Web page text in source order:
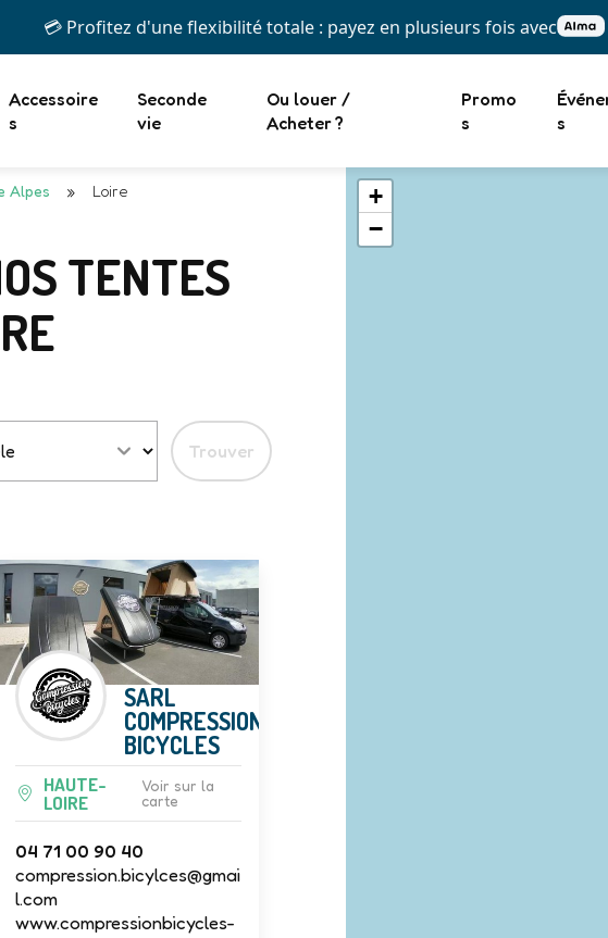
💳 Profitez d'une flexibilité totale : payez en plusieurs fois avec
Accessoire
s
Seconde
vie
Ou louer /
Acheter ?
Promo
s
s
Alpes » Loire
TENTES
Trouver
SARL
COMPRESSION
BICYCLES
HAUTE-
LOIRE
Voir sur la
carte
04 71 00 90 40
compression.bicylces@gmai
l.com
www.compressionbicycles-
+
−